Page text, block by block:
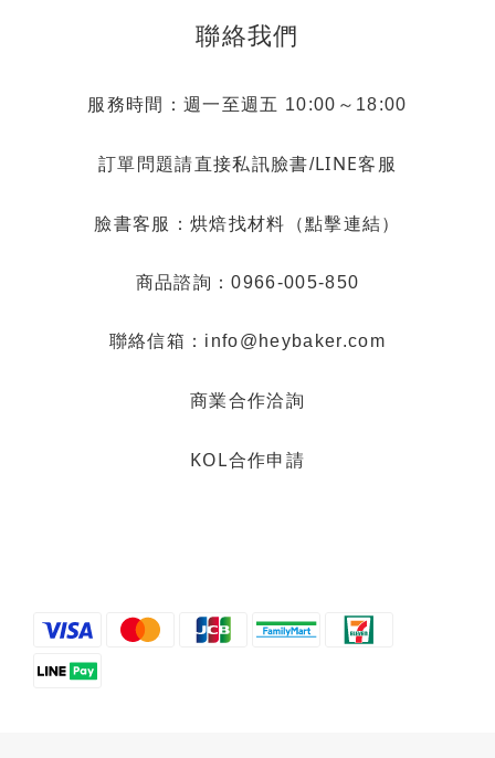
聯絡我們
服務時間：週一至週五 10:00～18:00
訂單問題請直接私訊臉書/LINE客服
臉書客服： 烘焙找材料（點擊連結）
商品諮詢：0966-005-850
聯絡信箱：info@heybaker.com
商業合作洽詢
KOL合作申請